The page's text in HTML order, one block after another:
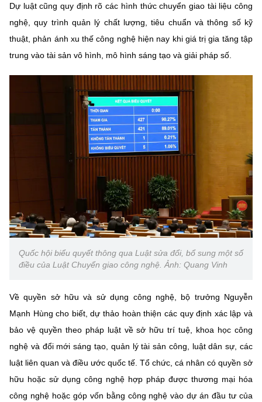
Dự luật cũng quy định rõ các hình thức chuyển giao tài liệu công
nghệ, quy trình quản lý chất lượng, tiêu chuẩn và thông số kỹ
thuật, phản ánh xu thế công nghệ hiện nay khi giá trị gia tăng tập
trung vào tài sản vô hình, mô hình sáng tạo và giải pháp số.
Quốc hội biểu quyết thông qua Luật sửa đổi, bổ sung một số
điều của Luật Chuyển giao công nghệ. Ảnh: Quang Vinh
Về quyền sở hữu và sử dụng công nghệ, bộ trưởng Nguyễn
Mạnh Hùng cho biết, dự thảo hoàn thiện các quy định xác lập và
bảo vệ quyền theo pháp luật về sở hữu trí tuệ, khoa học công
nghệ và đổi mới sáng tạo, quản lý tài sản công, luật dân sự, các
luật liên quan và điều ước quốc tế. Tổ chức, cá nhân có quyền sở
hữu hoặc sử dụng công nghệ hợp pháp được thương mại hóa
công nghệ hoặc góp vốn bằng công nghệ vào dự án đầu tư của